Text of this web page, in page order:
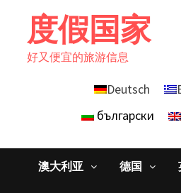
content度假国家
好又便宜的旅游信息
Deutsch
български
澳大利亚 德国